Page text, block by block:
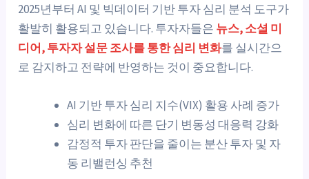
2025년부터 AI 및 빅데이터 기반 투자 심리 분석 도구가
활발히 활용되고 있습니다. 투자자들은 뉴스, 소셜 미
디어, 투자자 설문 조사를 통한 심리 변화를 실시간으
로 감지하고 전략에 반영하는 것이 중요합니다.
AI 기반 투자 심리 지수(VIX) 활용 사례 증가
심리 변화에 따른 단기 변동성 대응력 강화
감정적 투자 판단을 줄이는 분산 투자 및 자
동 리밸런싱 추천